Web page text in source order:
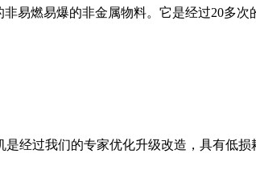
易燃易爆的非金属物料。它是经过20多次
经过我们的专家优化升级改造，具有低损